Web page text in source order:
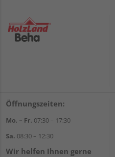
Öffnungszeiten:
Mo. – Fr. 07:30 – 17:30
Sa. 08:30 – 12:30
Wir helfen Ihnen gerne